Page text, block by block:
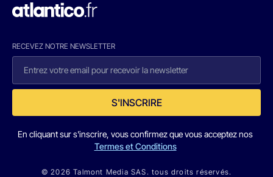
RECEVEZ NOTRE NEWSLETTER
S'INSCRIRE
En cliquant sur s'inscrire, vous confirmez que vous acceptez nos
Termes et Conditions
© 2026 Talmont Media SAS. tous droits réservés.